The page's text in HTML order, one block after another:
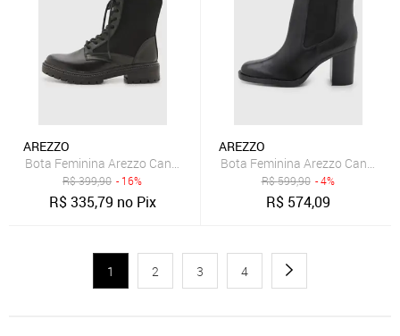
AREZZO
Bota Feminina Arezzo Cano Baixo Preta
R$399,90 - 16%
R$335,79 no Pix
AREZZO
Bota Feminina Arezzo Cano
R$599,90 - 4%
R$ 574,09
1 2 3 4